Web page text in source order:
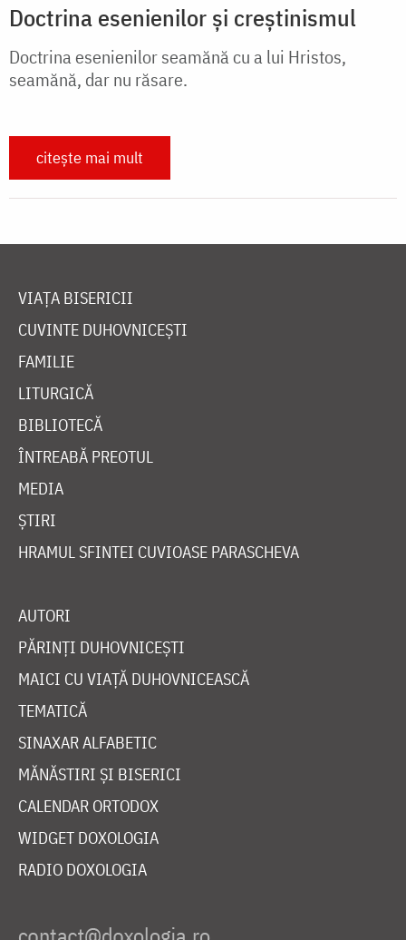
Doctrina esenienilor și creștinismul
Doctrina esenienilor seamănă cu a lui Hristos,
seamănă, dar nu răsare.
citește mai mult
VIAȚA BISERICII
CUVINTE DUHOVNICEȘTI
FAMILIE
LITURGICĂ
BIBLIOTECĂ
ÎNTREABĂ PREOTUL
MEDIA
ȘTIRI
HRAMUL SFINTEI CUVIOASE PARASCHEVA
AUTORI
PĂRINȚI DUHOVNICEȘTI
MAICI CU VIAȚĂ DUHOVNICEASCĂ
TEMATICĂ
SINAXAR ALFABETIC
MĂNĂSTIRI ȘI BISERICI
CALENDAR ORTODOX
WIDGET DOXOLOGIA
RADIO DOXOLOGIA